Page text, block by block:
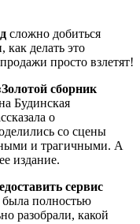
сложно добиться
как делать это
просто взлетят!
сборник
Будинская
о
со сцены
и трагичными. А
издание.
сервис
была полностью
разобрали, какой